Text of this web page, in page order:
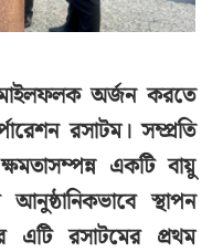
মাইলফলক অর্জন করতে
রসাটম। সম্প্রতি
একটি বায়ু
স্থাপন
এটি রসাটমের প্রথম